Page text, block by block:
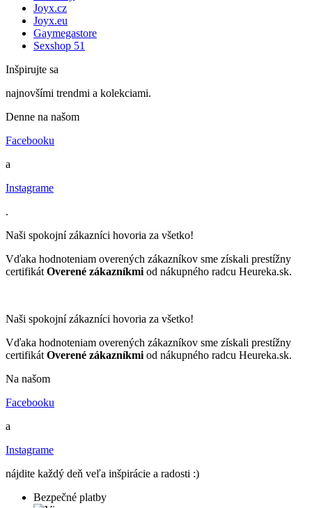
Joyx.cz
Joyx.eu
Gaymegastore
Sexshop 51
Inšpirujte sa
najnovšími trendmi a kolekciami.
Denne na našom
Facebooku
a
Instagrame
.
Naši spokojní zákazníci hovoria za všetko!
Vďaka hodnoteniam overených zákazníkov sme získali prestížny
certifikát Overené zákazníkmi od nákupného radcu Heureka.sk.
Naši spokojní zákazníci hovoria za všetko!
Vďaka hodnoteniam overených zákazníkov sme získali prestížny
certifikát Overené zákazníkmi od nákupného radcu Heureka.sk.
Na našom
Facebooku
a
Instagrame
nájdite každý deň veľa inšpirácie a radosti :)
Bezpečné platby